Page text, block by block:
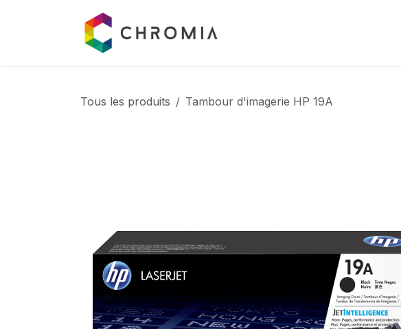
Tous les produits Tambour d'imagerie HP 19A